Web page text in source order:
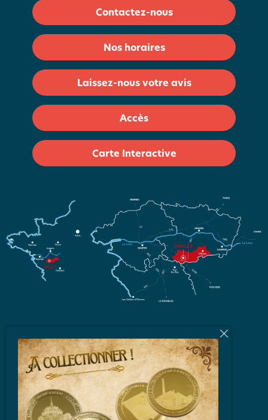
Contactez-nous
Nos horaires
Laissez-nous votre avis
Accès
Carte Interactive
L'équipe
Brochures et Plans
Vidéos